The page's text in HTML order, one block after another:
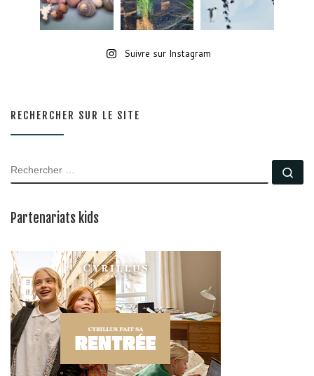
Suivre sur Instagram
RECHERCHER SUR LE SITE
RECHERCHER
Partenariats kids